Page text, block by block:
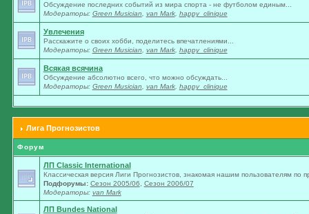
Обсуждение последних событий из мира спорта - не футболом единым...
Модераторы: Green Musician van Mark, happy_clinique
Увлечения
Расскажите о своих хобби, поделитесь впечатлениями...
Модераторы: Green Musician van Mark, happy_clinique
Всякая всячина
Обсуждение абсолютно всего, что можно обсуждать...
Модераторы: Green Musician van Mark, happy_clinique
Лига Прогнозистов
Форум
ЛП Classic International
Классическая версия Лиги Прогнозистов, знакомая нашим пользователям по
Подфорумы: Сезон 2005/06
Сезон 2006/07
Модераторы: van Mark
ЛП Bundes National